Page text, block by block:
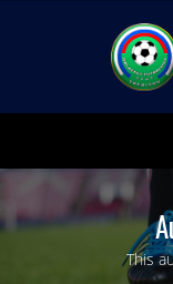
This